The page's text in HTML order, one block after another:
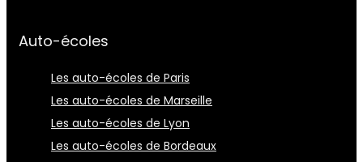
Auto-écoles
Les auto-écoles de Paris
Les auto-écoles de Marseille
Les auto-écoles de Lyon
Les auto-écoles de Bordeaux